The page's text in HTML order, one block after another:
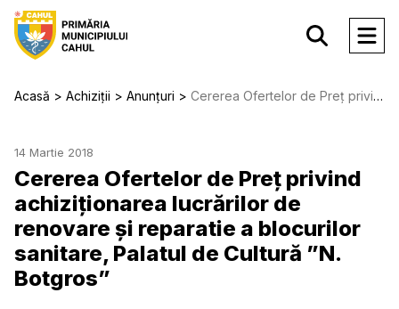
Acasă Achiziții Anunțuri Cererea Ofertelor de Preț privind achiziționarea lucrărilor de renovare și reparatie a blocurilor sanitare, Palatul de Cultură ”N. Botgros”
14 Martie 2018
Cererea Ofertelor de Preț privind
achiziționarea lucrărilor de
renovare și reparatie a blocurilor
sanitare, Palatul de Cultură ”N.
Botgros”